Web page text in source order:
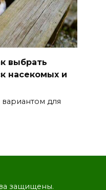
выбрать
насекомых и
для
защищены.